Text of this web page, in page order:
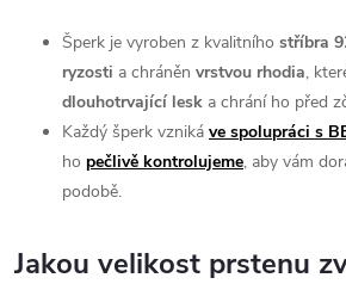
Šperk je vyroben z kvalitního stříbra
ryzosti a chráněn vrstvou rhodia,
dlouhotrvající lesk a chrání ho před
Každý šperk vzniká ve spolupráci s
ho pečlivě kontrolujeme, aby vám
podobě.
Jakou velikost prstenu